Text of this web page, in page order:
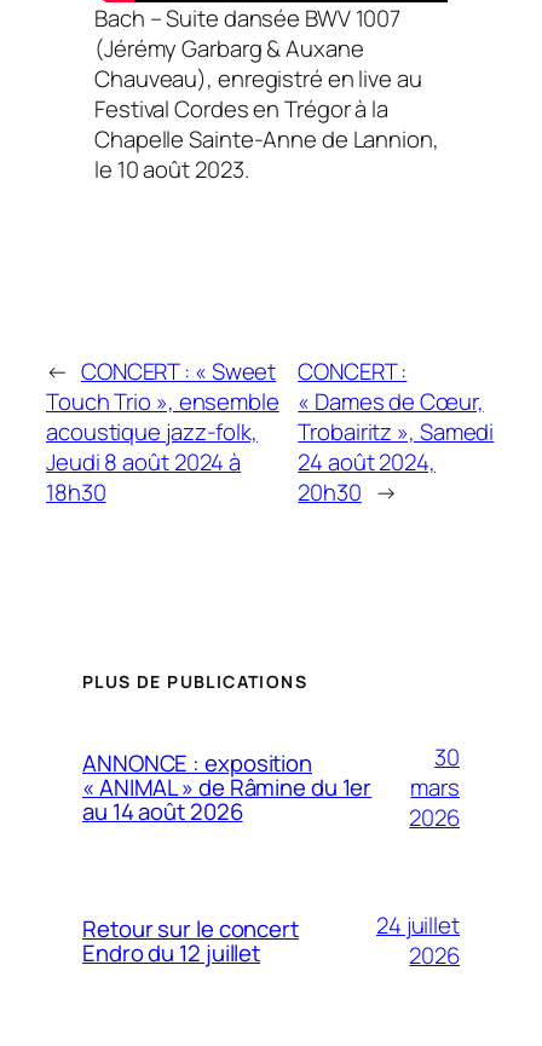
Bach – Suite dansée BWV 1007
(Jérémy Garbarg & Auxane
Chauveau), enregistré en live au
Festival Cordes en Trégor à la
Chapelle Sainte-Anne de Lannion,
le 10 août 2023.
← CONCERT : « Sweet
Touch Trio », ensemble
acoustique jazz-folk,
Jeudi 8 août 2024 à
18h30
CONCERT :
« Dames de Cœur,
Trobairitz », Samedi
24 août 2024,
20h30 →
PLUS DE PUBLICATIONS
ANNONCE : exposition
« ANIMAL » de Râmine du 1er
au 14 août 2026
30
mars
2026
Retour sur le concert
Endro du 12 juillet
24 juillet
2026